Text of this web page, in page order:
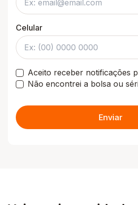
Celular
Aceito receber notificações
Não encontrei a bolsa ou
Enviar